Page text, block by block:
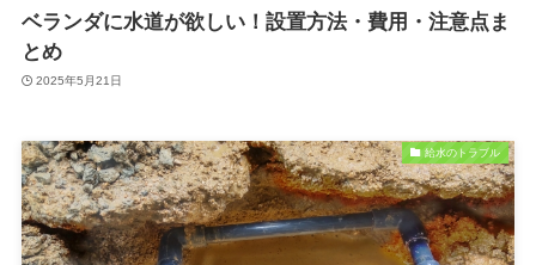
ベランダに水道が欲しい！設置方法・費用・注意点ま
とめ
2025年5月21日
給水のトラブル